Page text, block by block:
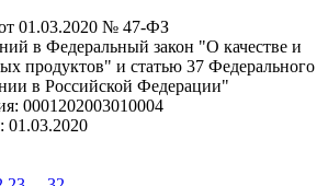
01.03.2020 № 47-ФЗ
в Федеральный закон "О качестве и
продуктов" и статью 37 Федерального
в Российской Федерации"
0001202003010004
01.03.2020